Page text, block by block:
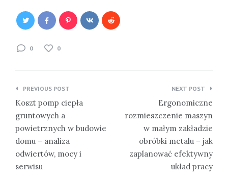
0 0
Nawigacja
wpisu
PREVIOUS POST
Koszt pomp ciepła
gruntowych a
powietrznych w budowie
domu – analiza
odwiertów, mocy i
serwisu
NEXT POST
Ergonomiczne
rozmieszczenie maszyn
w małym zakładzie
obróbki metalu – jak
zaplanować efektywny
układ pracy